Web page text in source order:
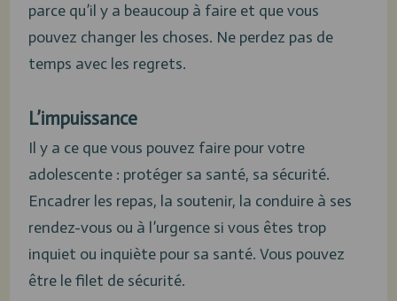
parce qu’il y a beaucoup à faire et que vous
pouvez changer les choses. Ne perdez pas de
temps avec les regrets.
L’impuissance
Il y a ce que vous pouvez faire pour votre
adolescente : protéger sa santé, sa sécurité.
Encadrer les repas, la soutenir, la conduire à ses
rendez-vous ou à l’urgence si vous êtes trop
inquiet ou inquiète pour sa santé. Vous pouvez
être le filet de sécurité.